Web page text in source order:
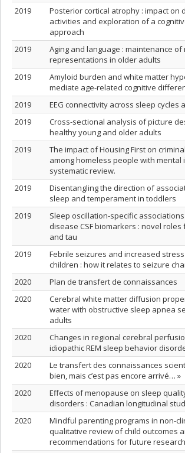
2019
Posterior cortical atrophy : impact on
activities and exploration of a
approach
2019
Aging and language : maintenance of
representations in older adults
2019
Amyloid burden and white matter
mediate age-related cognitive
2019
EEG connectivity across sleep cycles
2019
Cross-sectional analysis of picture
healthy young and older adults
2019
The impact of Housing First on
among homeless people with mental
systematic review.
2019
Disentangling the direction of
sleep and temperament in toddlers
2019
Sleep oscillation-specific associations
disease CSF biomarkers : novel
and tau
2019
Febrile seizures and increased
children : how it relates to seizure
2020
Plan de transfert de connaissances
2020
Cerebral white matter diffusion
water with obstructive sleep apnea
adults
2020
Changes in regional cerebral
idiopathic REM sleep behavior
2020
Le transfert des connaissances
bien, mais c’est pas encore arrivé… »
2020
Effects of menopause on sleep
disorders : Canadian longitudinal
2020
Mindful parenting programs in non-
qualitative review of child outcomes
recommendations for future research